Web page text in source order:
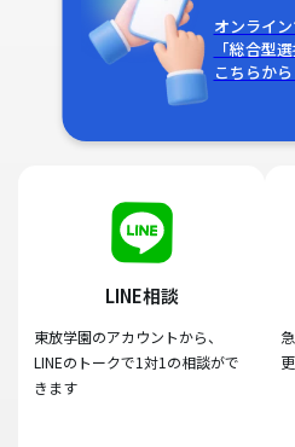
オンライン
「総合型
こちらから
LINE相談
東放学園のアカウントから、
LINEのトークで1対1の相談がで
きます